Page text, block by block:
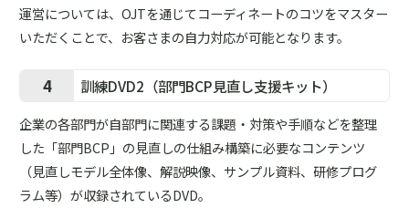
運営については、OJTを通じてコーディネートのコツをマスター
いただくことで、お客さまの自力対応が可能となります。
4 訓練DVD2（部門BCP見直し支援キット）
企業の各部門が自部門に関連する課題・対策や手順などを整理
した「部門BCP」の見直しの仕組み構築に必要なコンテンツ
（見直しモデル全体像、解説映像、サンプル資料、研修プログ
ラム等）が収録されているDVD。